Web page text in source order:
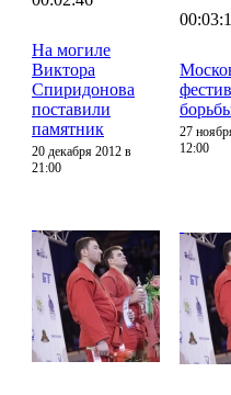
На могиле
Виктора
Спиридонова
поставили
памятник
20 декабря 2012 в
21:00
27
12:00